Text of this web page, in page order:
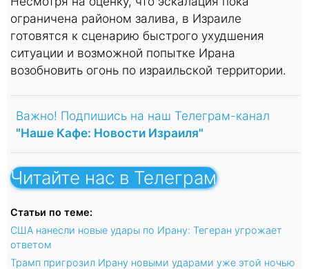
ограничена районом залива, в Израиле
готовятся к сценарию быстрого ухудшения
ситуации и возможной попытке Ирана
возобновить огонь по израильской территории.
Важно! Подпишись на наш Телеграм-канал
"Наше Кафе: Новости Израиля"
Читайте нас в Телеграм
Статьи по теме:
США нанесли новые удары по Ирану: Тегеран угрожает
ответом
Трамп пригрозил Ирану новыми ударами уже этой ночью